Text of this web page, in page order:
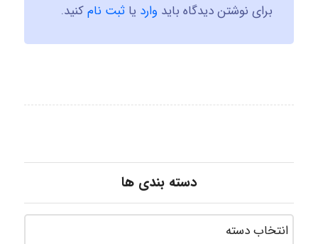
برای نوشتن دیدگاه باید وارد یا ثبت نامکنید.
دسته بندی ها